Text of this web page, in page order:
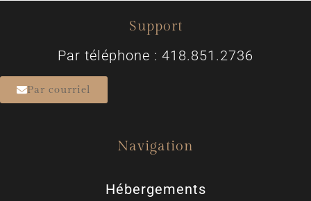
Support
Par téléphone : 418.851.2736
Par courriel
Navigation
Hébergements